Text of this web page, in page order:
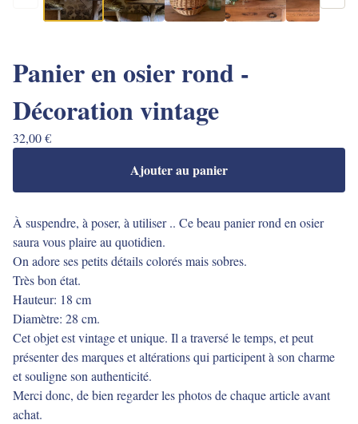
Panier en osier rond -
Décoration vintage
32,00€
Ajouter au panier
À suspendre, à poser, à utiliser .. Ce beau panier rond en osier
saura vous plaire au quotidien.
On adore ses petits détails colorés mais sobres.
Très bon état.
Hauteur: 18 cm
Diamètre: 28 cm.
Cet objet est vintage et unique. Il a traversé le temps, et peut
présenter des marques et altérations qui participent à son charme
et souligne son authenticité.
Merci donc, de bien regarder les photos de chaque article avant
achat.